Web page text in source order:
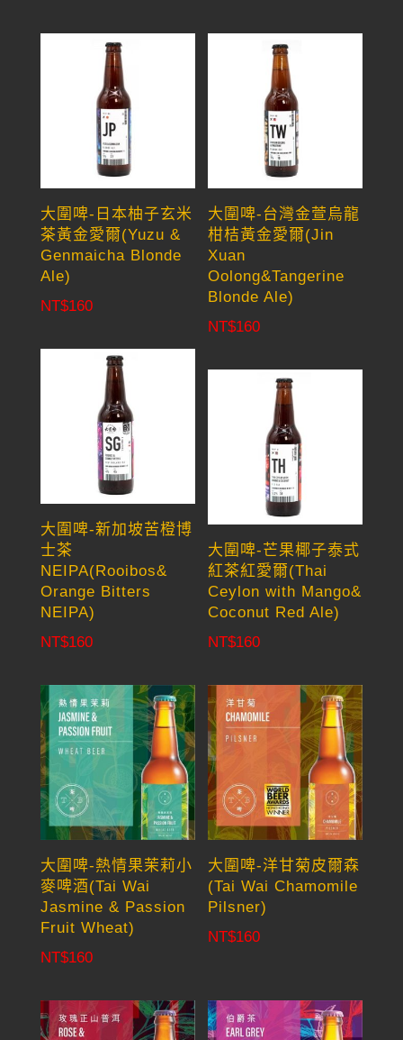
大圍啤-日本柚子玄米
茶黃金愛爾(Yuzu &
Genmaicha Blonde
Ale)
NT$160
大圍啤-台灣金萱烏龍
柑桔黃金愛爾(Jin
Xuan
Oolong&Tangerine
Blonde Ale)
NT$160
大圍啤-新加坡苦橙博
士茶
NEIPA(Rooibos&
Orange Bitters
NEIPA)
NT$160
大圍啤-芒果椰子泰式
紅茶紅愛爾(Thai
Ceylon with Mango&
Coconut Red Ale)
NT$160
大圍啤-熱情果茉莉小
麥啤酒(Tai Wai
Jasmine & Passion
Fruit Wheat)
NT$160
大圍啤-洋甘菊皮爾森
(Tai Wai Chamomile
Pilsner)
NT$160